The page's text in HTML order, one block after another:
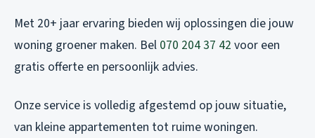
Met 20+ jaar ervaring bieden wij oplossingen die jouw
woning groener maken. Bel 070 204 37 42 voor een
gratis offerte en persoonlijk advies.
Onze service is volledig afgestemd op jouw situatie,
van kleine appartementen tot ruime woningen.